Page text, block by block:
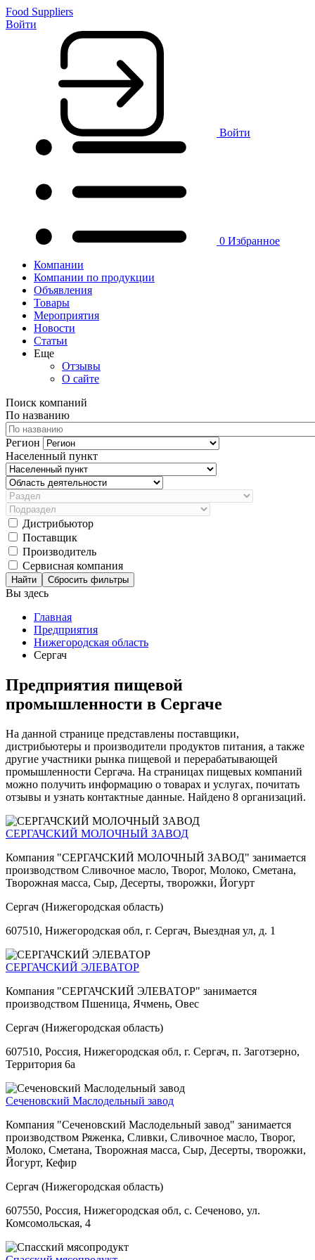
Food Suppliers
Войти
Войти
0 Избранное
Компании
Компании по продукции
Объявления
Товары
Мероприятия
Новости
Статьи
Еще
Отзывы
О сайте
Поиск компаний
По названию
Регион
Населенный пункт
Дистрибьютор
Поставщик
Производитель
Сервисная компания
Сбросить фильтры
Вы здесь
Главная
Предприятия
Нижегородская область
Сергач
Предприятия пищевой
промышленности в Сергаче
На данной странице представлены поставщики,
дистрибьютеры и производители продуктов питания, а также
другие участники рынка пищевой и перерабатывающей
промышленности Сергача. На страницах пищевых компаний
можно получить информацию о товарах и услугах, почитать
отзывы и узнать контактные данные. Найдено 8 организаций.
СЕРГАЧСКИЙ МОЛОЧНЫЙ ЗАВОД
Компания "СЕРГАЧСКИЙ МОЛОЧНЫЙ ЗАВОД" занимается
производством Сливочное масло, Творог, Молоко, Сметана,
Творожная масса, Сыр, Десерты, творожки, Йогурт
Сергач (Нижегородская область)
607510, Нижегородская обл, г. Сергач, Выездная ул, д. 1
СЕРГАЧСКИЙ ЭЛЕВАТОР
Компания "СЕРГАЧСКИЙ ЭЛЕВАТОР" занимается
производством Пшеница, Ячмень, Овес
Сергач (Нижегородская область)
607510, Россия, Нижегородская обл, г. Сергач, п. Заготзерно,
Территория 6а
Сеченовский Маслодельный завод
Компания "Сеченовский Маслодельный завод" занимается
производством Ряженка, Сливки, Сливочное масло, Творог,
Молоко, Сметана, Творожная масса, Сыр, Десерты, творожки,
Йогурт, Кефир
Сергач (Нижегородская область)
607550, Россия, Нижегородская обл, с. Сеченово, ул.
Комсомольская, 4